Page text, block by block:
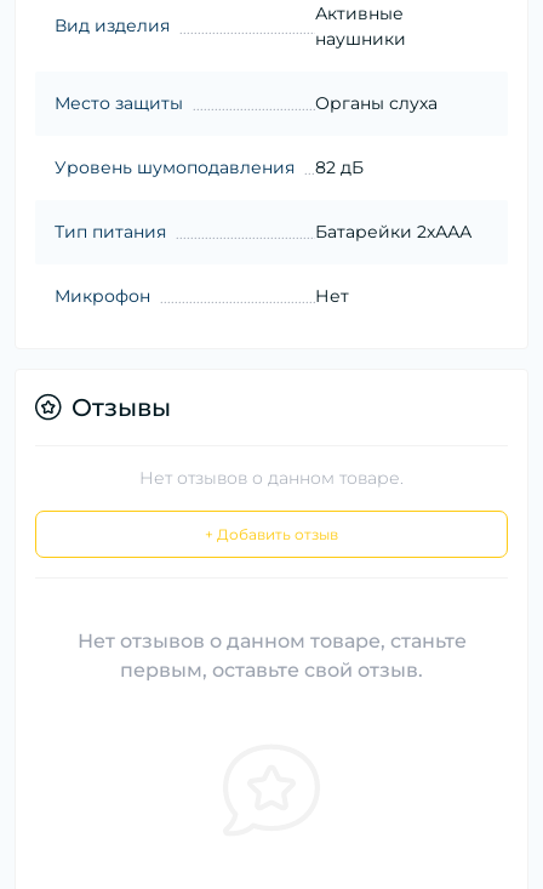
Вид изделия
Активные
наушники
Место защиты Органы слуха
Уровень шумоподавления 82 дБ
Тип питания Батарейки 2хААА
Микрофон Нет
Отзывы
Нет отзывов о данном товаре.
+ Добавить отзыв
Нет отзывов о данном товаре, станьте
первым, оставьте свой отзыв.